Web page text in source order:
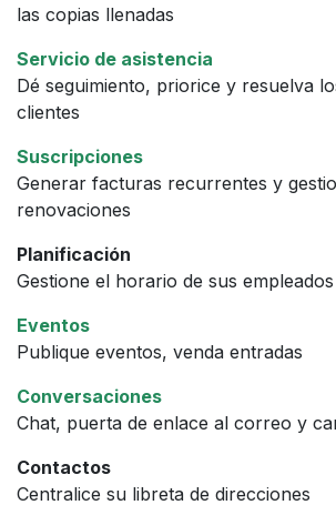
las copias llenadas
Servicio de asistencia
Dé seguimiento, priorice y resuelva
clientes
Suscripciones
Generar facturas recurrentes y
renovaciones
Planificación
Gestione el horario de sus empleados
Eventos
Publique eventos, venda entradas
Conversaciones
Chat, puerta de enlace al correo y
Contactos
Centralice su libreta de direcciones